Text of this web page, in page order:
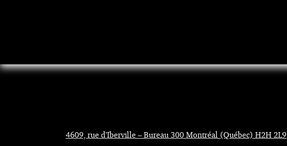
4609, rue d’Iberville – Bureau 300 Montréal (Québec) H2H 2L9